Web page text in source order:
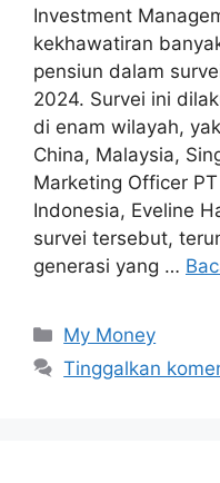
Investment
kekhawatiran
pensiun dalam
2024. Survei ini
di enam wilayah,
China, Malaysia,
Marketing Officer
Indonesia, Eveline
survei tersebut,
generasi yang …
Kategori
My Money
Tinggalkan